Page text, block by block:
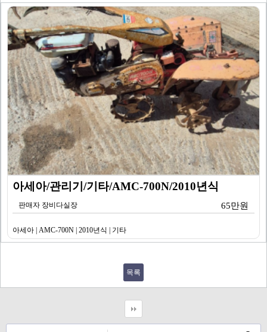
아세아/관리기/기타/AMC-700N/2010년식
판매자 장비다실장 65만원
아세아 | AMC-700N | 2010년식 | 기타
목록